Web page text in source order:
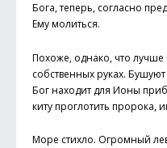
Бога, теперь, согласно
Ему молиться.
Похоже, однако, что лучше
собственных руках.
Бог находит для Ионы
киту проглотить пророка,
Море стихло. Огромный